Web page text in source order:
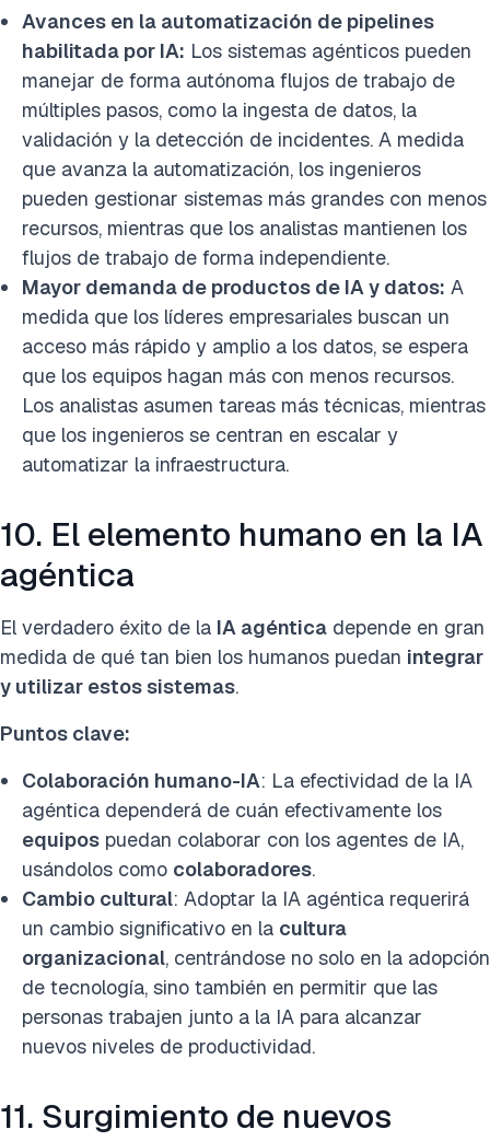
Avances en la automatización de pipelines
habilitada por IA: Los sistemas agénticos pueden
manejar de forma autónoma flujos de trabajo de
múltiples pasos, como la ingesta de datos, la
validación y la detección de incidentes. A medida
que avanza la automatización, los ingenieros
pueden gestionar sistemas más grandes con menos
recursos, mientras que los analistas mantienen los
flujos de trabajo de forma independiente.
Mayor demanda de productos de IA y datos: A
medida que los líderes empresariales buscan un
acceso más rápido y amplio a los datos, se espera
que los equipos hagan más con menos recursos.
Los analistas asumen tareas más técnicas, mientras
que los ingenieros se centran en escalar y
automatizar la infraestructura.
10. El elemento humano en la IA
agéntica
El verdadero éxito de la IA agéntica depende en gran
medida de qué tan bien los humanos puedan integrar
y utilizar estos sistemas.
Puntos clave:
Colaboración humano-IA: La efectividad de la IA
agéntica dependerá de cuán efectivamente los
equipos puedan colaborar con los agentes de IA,
usándolos como colaboradores.
Cambio cultural: Adoptar la IA agéntica requerirá
un cambio significativo en la cultura
organizacional, centrándose no solo en la adopción
de tecnología, sino también en permitir que las
personas trabajen junto a la IA para alcanzar
nuevos niveles de productividad.
11. Surgimiento de nuevos